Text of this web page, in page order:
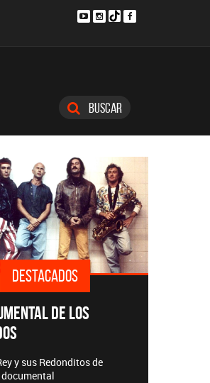
Buscar
DESTACADOS
DE LOS
y sus Redonditos de